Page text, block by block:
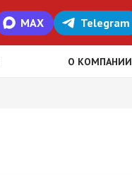
MAX Telegram
О КОМПАНИИ